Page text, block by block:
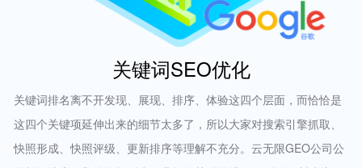
关键词SEO优化
关键词排名离不开发现、展现、排序、体验这四个层面，而恰恰是
这四个关键项延伸出来的细节太多了，所以大家对搜索引擎抓取、
快照形成、快照评级、更新排序等理解不充分。云无限GEO公司公